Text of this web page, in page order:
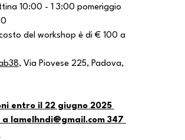
10:00 - 1 3:00 pomeriggio
del workshop è di € 100 a
, Via Piovese 225, Padova,
entro il 22 giugno 2025
a lamelhndi@gmail.com 347